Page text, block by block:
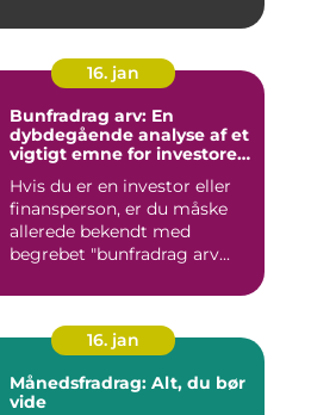
16. jan
Bunfradrag arv: En
dybdegående analyse af et
vigtigt emne for investorer
Hvis du er en investor eller
finansperson, er du måske
allerede bekendt med
begrebet "bunfradrag arv...
16. jan
Månedsfradrag: Alt, du bør
vide